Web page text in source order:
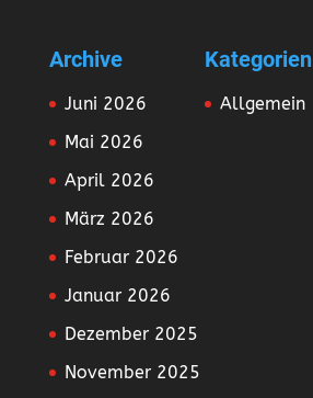
Archive
Juni 2026
Mai 2026
April 2026
März 2026
Februar 2026
Januar 2026
Dezember 2025
November 2025
Kategorien
Allgemein